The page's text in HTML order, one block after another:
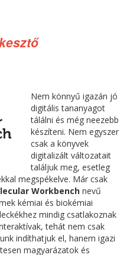
Nem könnyű igazán jó
digitális tananyagot
tálálni és még neezebb
készíteni. Nem egyszer
csak a könyvek
digitalizált változatait
találjuk meg, esetleg
megspékelve. Már csak
Workbench nevű
kémiai és biokémiai
mindig csatlakoznak
tehát nem csak
indíthatjuk el, hanem igazi
magyarázatok és